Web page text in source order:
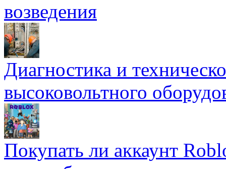
возведения
Диагностика и
высоковольтного
Покупать ли аккаунт